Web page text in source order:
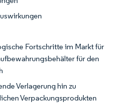
Fortschritte im Markt für
für den
Verlagerung hin zu
Verpackungsprodukten